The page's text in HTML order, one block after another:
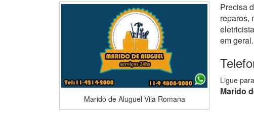
Marido de Aluguel Vila Romana
Precisa
reparos,
em geral.
Ligue para
Marido